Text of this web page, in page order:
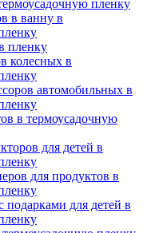
пленку
в ванну в
пленку
колесных в
автомобильных в
в термоусадочную
для детей в
для продуктов в
подарками для детей в